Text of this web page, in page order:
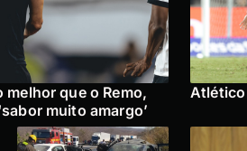
que o Remo,
muito amargo’
Atlético